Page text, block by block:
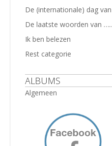
De (internationale) dag van
De laatste woorden van …..
Ik ben belezen
Rest categorie
ALBUMS
Algemeen